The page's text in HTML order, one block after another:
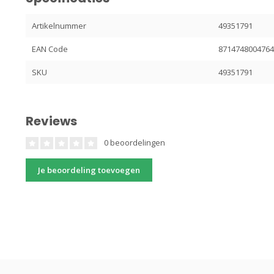
Artikelnummer 49351791
EAN Code 8714748004764
SKU 49351791
Reviews
0 beoordelingen
Je beoordeling toevoegen